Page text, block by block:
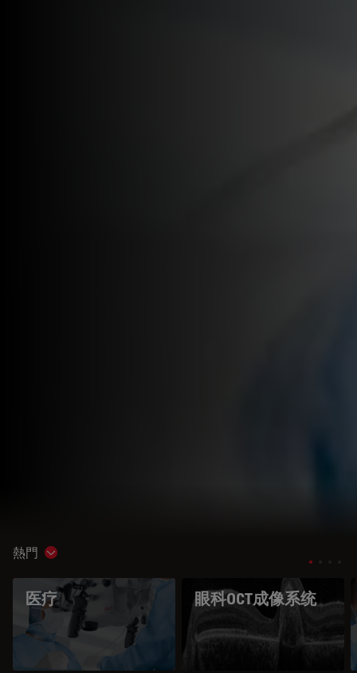
熱門 Show subnavigation
医疗 眼科OCT成像系统